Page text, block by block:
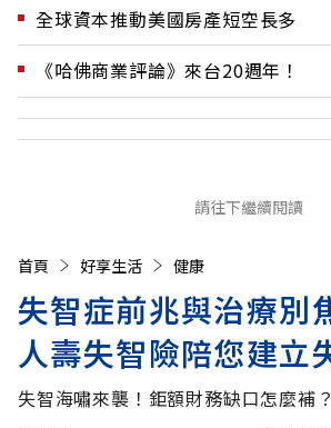
全球資本推動美國房產短空長多
《哈佛商業評論》來台20週年！
請往下繼續閱讀
首頁 好享生活 健康
失智症前兆與治療別
人壽失智險陪您建立
失智海嘯來襲！鉅額財務缺口怎麼補？